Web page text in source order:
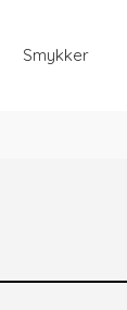
Smykker